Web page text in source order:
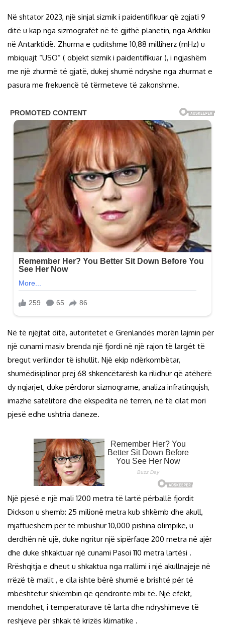
Në shtator 2023, një sinjal sizmik i paidentifikuar që zgjati 9
ditë u kap nga sizmografët në të gjithë planetin, nga Arktiku
në Antarktidë. Zhurma e çuditshme 10,88 milliherz (mHz) u
mbiquajt “USO” ( objekt sizmik i paidentifikuar ), i ngjashëm
me një zhurmë të gjatë, dukej shumë ndryshe nga zhurmat e
pasura me frekuencë të tërmeteve të zakonshme.
Në të njëjtat ditë, autoritetet e Grenlandës morën lajmin për
një cunami masiv brenda një fjordi në një rajon të largët të
bregut verilindor të ishullit. Një ekip ndërkombëtar,
shumëdisiplinor prej 68 shkencëtarësh ka rilidhur që atëherë
dy ngjarjet, duke përdorur sizmograme, analiza infratingujsh,
imazhe satelitore dhe ekspedita në terren, në të cilat mori
pjesë edhe ushtria daneze.
Një pjesë e një mali 1200 metra të lartë përballë fjordit
Dickson u shemb: 25 milionë metra kub shkëmb dhe akull,
mjaftueshëm për të mbushur 10,000 pishina olimpike, u
derdhën në ujë, duke ngritur një sipërfaqe 200 metra në ajër
dhe duke shkaktuar një cunami Pasoi 110 metra lartësi .
Rrëshqitja e dheut u shkaktua nga rrallimi i një akullnajeje në
rrëzë të malit , e cila ishte bërë shumë e brishtë për të
mbështetur shkëmbin që qëndronte mbi të. Një efekt,
mendohet, i temperaturave të larta dhe ndryshimeve të
reshjeve për shkak të krizës klimatike .